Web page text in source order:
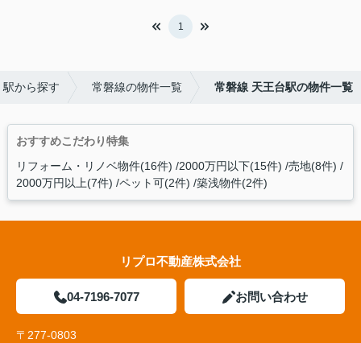
1
駅から探す 常磐線の物件一覧 常磐線 天王台駅の物件一覧
おすすめこだわり特集
リフォーム・リノベ物件(16件) 2000万円以下(15件) 売地(8件)
2000万円以上(7件) ペット可(2件) 築浅物件(2件)
リプロ不動産株式会社
04-7196-7077 お問い合わせ
〒277-0803